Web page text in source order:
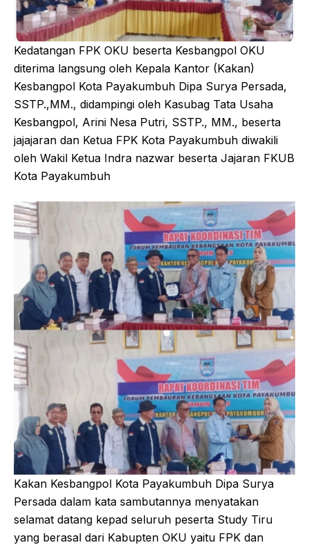
Kedatangan FPK OKU beserta Kesbangpol OKU
diterima langsung oleh Kepala Kantor (Kakan)
Kesbangpol Kota Payakumbuh Dipa Surya Persada,
SSTP.,MM., didampingi oleh Kasubag Tata Usaha
Kesbangpol, Arini Nesa Putri, SSTP., MM., beserta
jajajaran dan Ketua FPK Kota Payakumbuh diwakili
oleh Wakil Ketua Indra nazwar beserta Jajaran FKUB
Kota Payakumbuh
Kakan Kesbangpol Kota Payakumbuh Dipa Surya
Persada dalam kata sambutannya menyatakan
selamat datang kepad seluruh peserta Study Tiru
yang berasal dari Kabupten OKU yaitu FPK dan